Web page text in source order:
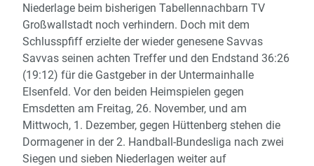
Niederlage beim bisherigen Tabellennachbarn TV
Großwallstadt noch verhindern. Doch mit dem
Schlusspfiff erzielte der wieder genesene Savvas
Savvas seinen achten Treffer und den Endstand 36:26
(19:12) für die Gastgeber in der Untermainhalle
Elsenfeld. Vor den beiden Heimspielen gegen
Emsdetten am Freitag, 26. November, und am
Mittwoch, 1. Dezember, gegen Hüttenberg stehen die
Dormagener in der 2. Handball-Bundesliga nach zwei
Siegen und sieben Niederlagen weiter auf